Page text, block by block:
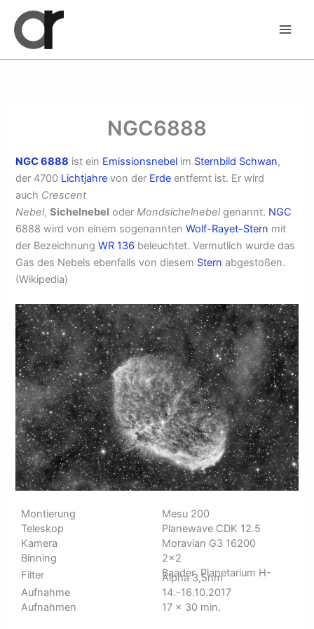
Inhalt
springen
NGC6888
NGC 6888 ist ein Emissionsnebel im Sternbild Schwan,
der 4700 Lichtjahre von der Erde entfernt ist. Er wird
auch Crescent
Nebel,Sichelnebel oderMondsichelnebelgenannt. NGC
6888 wird von einem sogenanntenWolf-Rayet-Stern mit
der BezeichnungWR 136 beleuchtet. Vermutlich wurde das
Gas des Nebels ebenfalls von diesem Stern abgestoßen.
(Wikipedia)
Montierung
Mesu 200
Teleskop
Planewave CDK 12.5
Kamera
Moravian G3 16200
Binning
2×2
Filter
Baader Planetarium H-
Alpha 3,5nm
Aufnahme
14.-16.10.2017
Aufnahmen
17 x 30 min.